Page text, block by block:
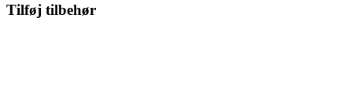
Tilføj tilbehør